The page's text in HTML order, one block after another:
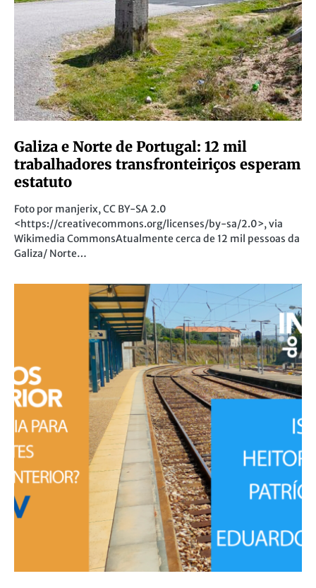
Galiza e Norte de Portugal: 12 mil
trabalhadores transfronteiriços esperam
estatuto
Foto por manjerix, CC BY-SA 2.0
<https://creativecommons.org/licenses/by-sa/2.0>, via
Wikimedia CommonsAtualmente cerca de 12 mil pessoas da
Galiza/ Norte…